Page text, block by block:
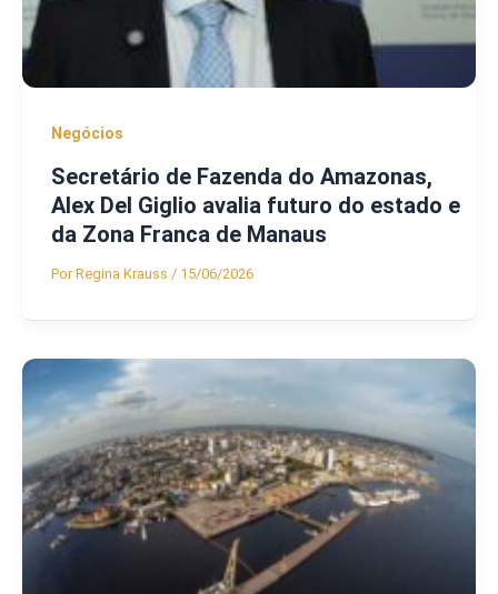
Negócios
Secretário de Fazenda do Amazonas,
Alex Del Giglio avalia futuro do estado e
da Zona Franca de Manaus
PorRegina Krauss / 15/06/2026